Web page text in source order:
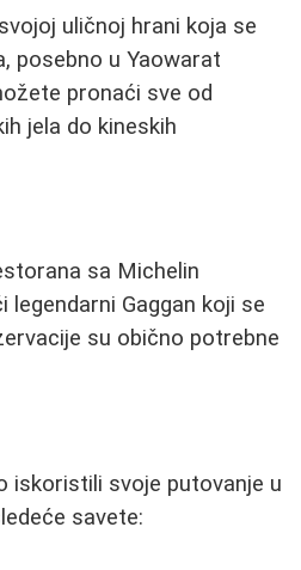
uličnoj hrani koja se
posebno u Yaowarat
pronaći sve od
jela do kineskih
sa Michelin
legendarni Gaggan koji se
su obično potrebne
iskoristili svoje putovanje u
savete: